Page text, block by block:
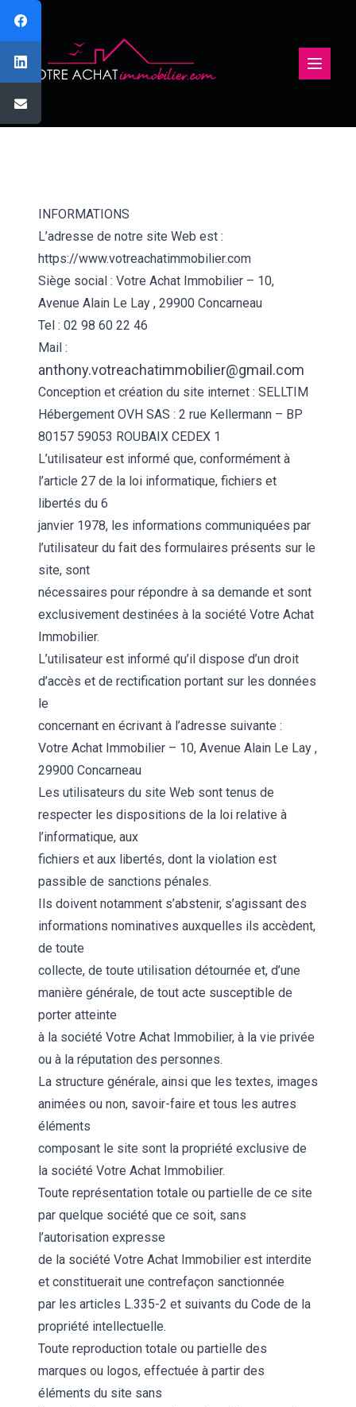
INFORMATIONS
L’adresse de notre site Web est :
https://www.votreachatimmobilier.com
Siège social : Votre Achat Immobilier – 10,
Avenue Alain Le Lay , 29900 Concarneau
Tel : 02 98 60 22 46
Mail :
anthony.votreachatimmobilier@gmail.com
Conception et création du site internet : SELLTIM
Hébergement OVH SAS : 2 rue Kellermann – BP
80157 59053 ROUBAIX CEDEX 1
L’utilisateur est informé que, conformément à
l’article 27 de la loi informatique, fichiers et
libertés du 6
janvier 1978, les informations communiquées par
l’utilisateur du fait des formulaires présents sur le
site, sont
nécessaires pour répondre à sa demande et sont
exclusivement destinées à la société Votre Achat
Immobilier.
L’utilisateur est informé qu’il dispose d’un droit
d’accès et de rectification portant sur les données
le
concernant en écrivant à l’adresse suivante :
Votre Achat Immobilier – 10, Avenue Alain Le Lay ,
29900 Concarneau
Les utilisateurs du site Web sont tenus de
respecter les dispositions de la loi relative à
l’informatique, aux
fichiers et aux libertés, dont la violation est
passible de sanctions pénales.
Ils doivent notamment s’abstenir, s’agissant des
informations nominatives auxquelles ils accèdent,
de toute
collecte, de toute utilisation détournée et, d’une
manière générale, de tout acte susceptible de
porter atteinte
à la société Votre Achat Immobilier, à la vie privée
ou à la réputation des personnes.
La structure générale, ainsi que les textes, images
animées ou non, savoir-faire et tous les autres
éléments
composant le site sont la propriété exclusive de
la société Votre Achat Immobilier.
Toute représentation totale ou partielle de ce site
par quelque société que ce soit, sans
l’autorisation expresse
de la société Votre Achat Immobilier est interdite
et constituerait une contrefaçon sanctionnée
par les articles L.335-2 et suivants du Code de la
propriété intellectuelle.
Toute reproduction totale ou partielle des
marques ou logos, effectuée à partir des
éléments du site sans